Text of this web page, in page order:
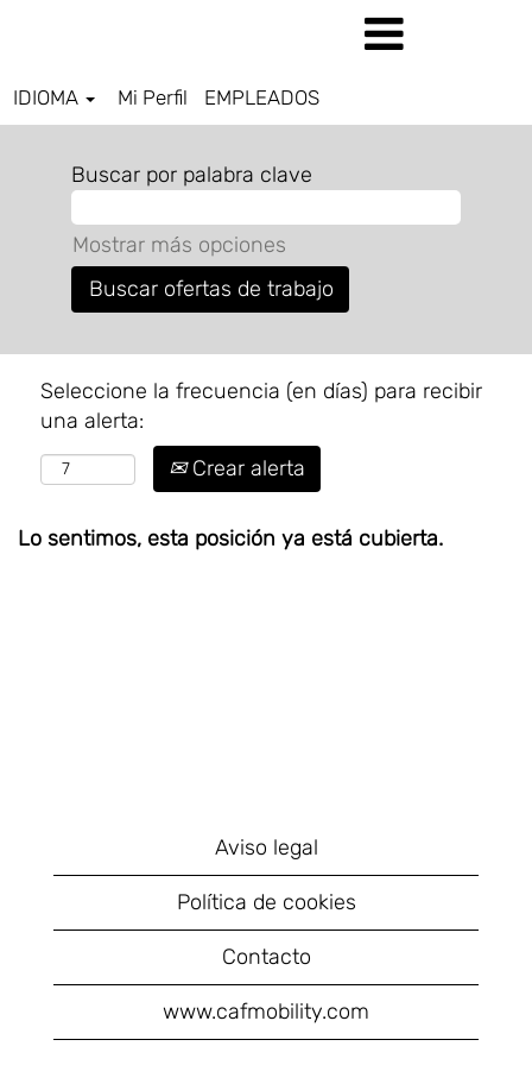
IDIOMA Mi Perfil EMPLEADOS
Buscar por palabra clave
Mostrar más opciones
Seleccione la frecuencia (en días) para recibir
una alerta:
Crear alerta
Lo sentimos, esta posición ya está cubierta.
Aviso legal
Política de cookies
Contacto
www.cafmobility.com